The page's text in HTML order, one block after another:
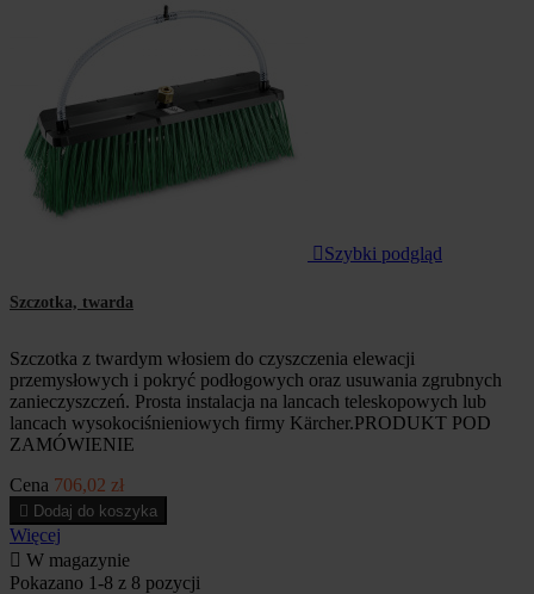
 Szybki podgląd
Szczotka, twarda
Szczotka z twardym włosiem do czyszczenia elewacji
przemysłowych i pokryć podłogowych oraz usuwania zgrubnych
zanieczyszczeń. Prosta instalacja na lancach teleskopowych lub
lancach wysokociśnieniowych firmy Kärcher.PRODUKT POD
ZAMÓWIENIE
Cena 706,02 zł
 Dodaj do koszyka
Więcej
 W magazynie
Pokazano 1-8 z 8 pozycji